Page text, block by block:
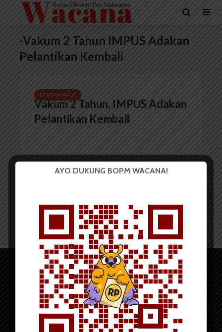
-Vakum 2 Tahun IMPUS Adakan
Pelantikan Kembali
BERITA KAMPUS
Vakum 2 Tahun, IMPUS Adakan
Pelantikan Kembali
AYO DUKUNG BOPM WACANA!